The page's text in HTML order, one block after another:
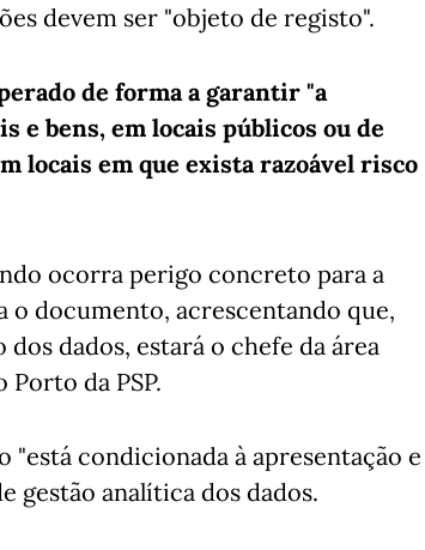
devem ser "objeto de registo".
de forma a garantir "a
e bens, em locais públicos ou de
locais em que exista razoável risco
ocorra perigo concreto para a
o documento, acrescentando que,
dados, estará o chefe da área
da PSP.
condicionada à apresentação e
gestão analítica dos dados.